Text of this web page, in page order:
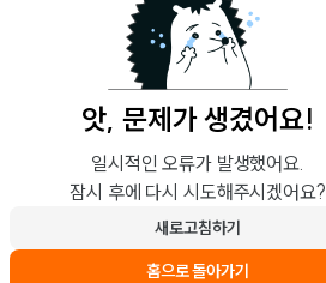
앗, 문제가 생겼어요!
일시적인 오류가 발생했어요.
잠시 후에 다시 시도해주시겠어요?
새로고침하기
홈으로 돌아가기